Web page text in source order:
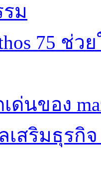
ม
75 ช่
ด่นของ
เสริมธุร